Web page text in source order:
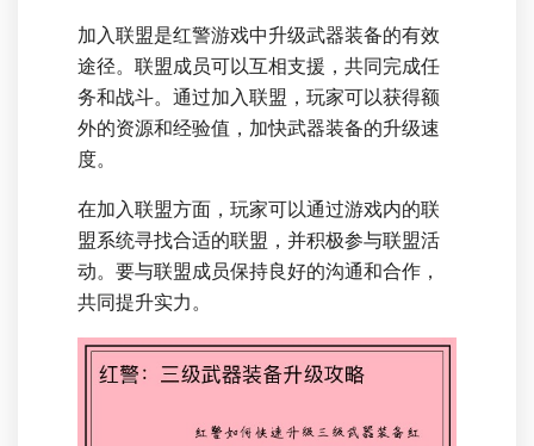
加入联盟是红警游戏中升级武器装备的有效
途径。联盟成员可以互相支援，共同完成任
务和战斗。通过加入联盟，玩家可以获得额
外的资源和经验值，加快武器装备的升级速
度。
在加入联盟方面，玩家可以通过游戏内的联
盟系统寻找合适的联盟，并积极参与联盟活
动。要与联盟成员保持良好的沟通和合作，
共同提升实力。